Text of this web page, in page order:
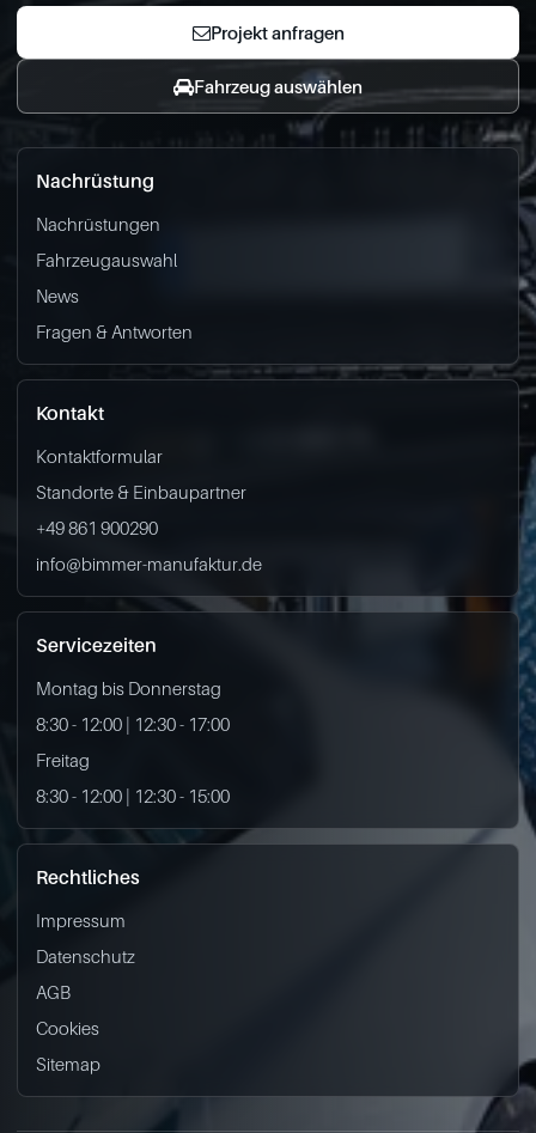
Projekt anfragen
Fahrzeug auswählen
Nachrüstung
Nachrüstungen
Fahrzeugauswahl
News
Fragen & Antworten
Kontakt
Kontaktformular
Standorte & Einbaupartner
+49 861 900290
info@bimmer-manufaktur.de
Servicezeiten
Montag bis Donnerstag
8:30 - 12:00 | 12:30 - 17:00
Freitag
8:30 - 12:00 | 12:30 - 15:00
Rechtliches
Impressum
Datenschutz
AGB
Cookies
Sitemap